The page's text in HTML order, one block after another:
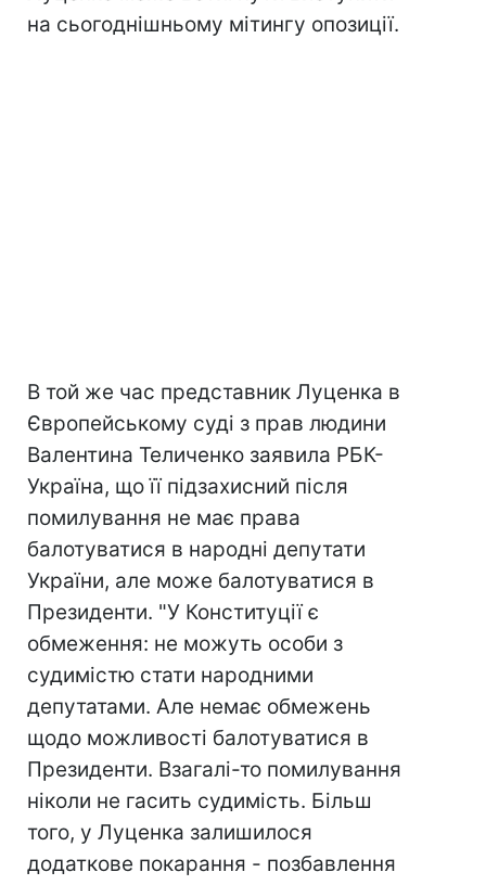
на сьогоднішньому мітингу опозиції.
В той же час представник Луценка в
Європейському суді з прав людини
Валентина Теличенко заявила РБК-
Україна, що її підзахисний після
помилування не має права
балотуватися в народні депутати
України, але може балотуватися в
Президенти. "У Конституції є
обмеження: не можуть особи з
судимістю стати народними
депутатами. Але немає обмежень
щодо можливості балотуватися в
Президенти. Взагалі-то помилування
ніколи не гасить судимість. Більш
того, у Луценка залишилося
додаткове покарання - позбавлення